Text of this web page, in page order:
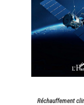
Réchauffement